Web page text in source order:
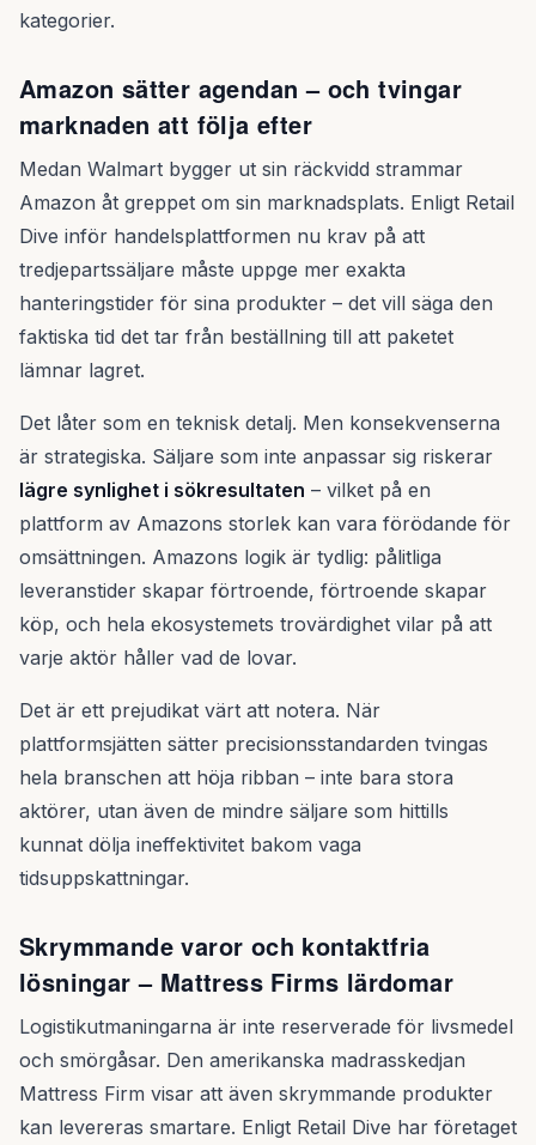
kategorier.
Amazon sätter agendan – och tvingar
marknaden att följa efter
Medan Walmart bygger ut sin räckvidd strammar
Amazon åt greppet om sin marknadsplats. Enligt Retail
Dive inför handelsplattformen nu krav på att
tredjepartssäljare måste uppge mer exakta
hanteringstider för sina produkter – det vill säga den
faktiska tid det tar från beställning till att paketet
lämnar lagret.
Det låter som en teknisk detalj. Men konsekvenserna
är strategiska. Säljare som inte anpassar sig riskerar
lägre synlighet i sökresultaten – vilket på en
plattform av Amazons storlek kan vara förödande för
omsättningen. Amazons logik är tydlig: pålitliga
leveranstider skapar förtroende, förtroende skapar
köp, och hela ekosystemets trovärdighet vilar på att
varje aktör håller vad de lovar.
Det är ett prejudikat värt att notera. När
plattformsjätten sätter precisionsstandarden tvingas
hela branschen att höja ribban – inte bara stora
aktörer, utan även de mindre säljare som hittills
kunnat dölja ineffektivitet bakom vaga
tidsuppskattningar.
Skrymmande varor och kontaktfria
lösningar – Mattress Firms lärdomar
Logistikutmaningarna är inte reserverade för livsmedel
och smörgåsar. Den amerikanska madrasskedjan
Mattress Firm visar att även skrymmande produkter
kan levereras smartare. Enligt Retail Dive har företaget